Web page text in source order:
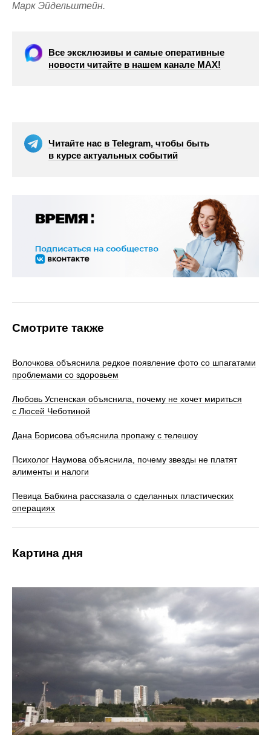
Марк Эйдельштейн.
Все эксклюзивы и самые оперативные
новости читайте в нашем канале МАХ!
Читайте нас в Telegram, чтобы быть
в курсе актуальных событий
Смотрите также
Волочкова объяснила редкое появление фото со шпагатами
проблемами со здоровьем
Любовь Успенская объяснила, почему не хочет мириться
с Люсей Чеботиной
Дана Борисова объяснила пропажу с телешоу
Психолог Наумова объяснила, почему звезды не платят
алименты и налоги
Певица Бабкина рассказала о сделанных пластических
операциях
Картина дня